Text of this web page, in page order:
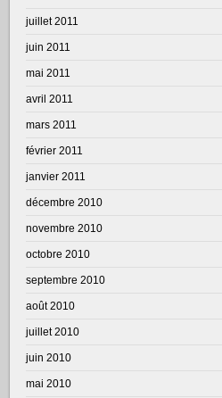
juillet 2011
juin 2011
mai 2011
avril 2011
mars 2011
février 2011
janvier 2011
décembre 2010
novembre 2010
octobre 2010
septembre 2010
août 2010
juillet 2010
juin 2010
mai 2010